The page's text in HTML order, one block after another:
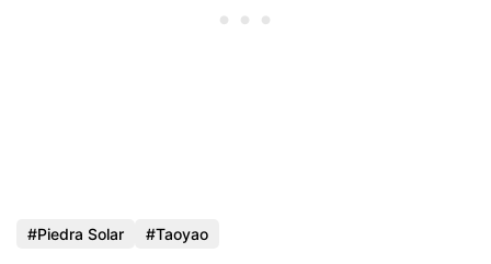
Piedra Solar Taoyao